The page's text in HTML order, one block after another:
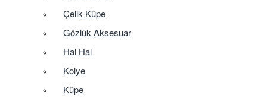
Çelik Küpe
Gözlük Aksesuar
Hal Hal
Kolye
Küpe